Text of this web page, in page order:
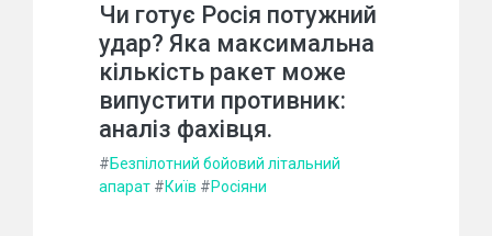
Чи готує Росія потужний
удар? Яка максимальна
кількість ракет може
випустити противник:
аналіз фахівця.
#Безпілотний бойовий літальний
апарат #Київ #Росіяни